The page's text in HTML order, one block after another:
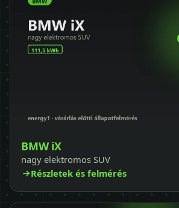
BMW iX
nagy elektromos SUV
Részletek és felmérés